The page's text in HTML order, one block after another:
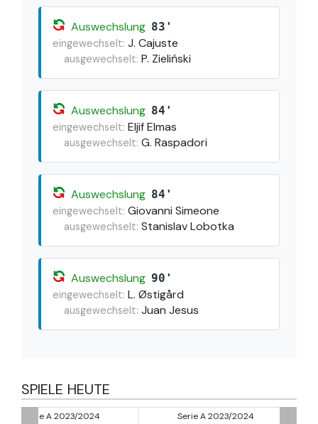
Auswechslung 83'
eingewechselt: J. Cajuste
ausgewechselt: P. Zieliński
Auswechslung 84'
eingewechselt: Eljif Elmas
ausgewechselt: G. Raspadori
Auswechslung 84'
eingewechselt: Giovanni Simeone
ausgewechselt: Stanislav Lobotka
Auswechslung 90'
eingewechselt: L. Østigård
ausgewechselt: Juan Jesus
SPIELE HEUTE
Serie A 2023/2024
Serie A 2023/2024